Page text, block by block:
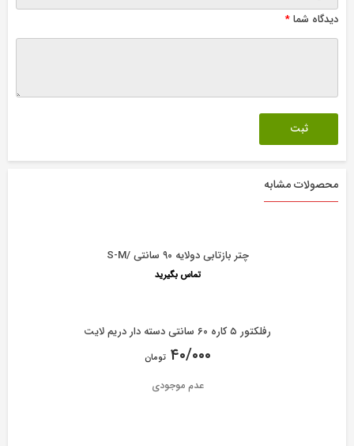
دیدگاه شما*
محصولات مشابه
چتر بازتابی دولایه ۹۰ سانتی /S-M
تماس بگیرید
رفلکتور ۵ کاره ۶۰ سانتی دسته دار دریم لایت
۴۰/۰۰۰ تومان
عدم موجودی